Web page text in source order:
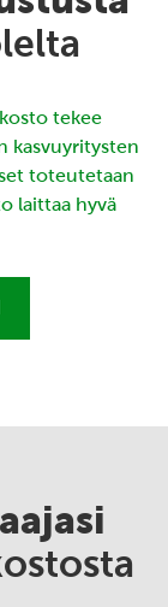
tekee
kasvuyritysten
toteutetaan
laittaa hyvä